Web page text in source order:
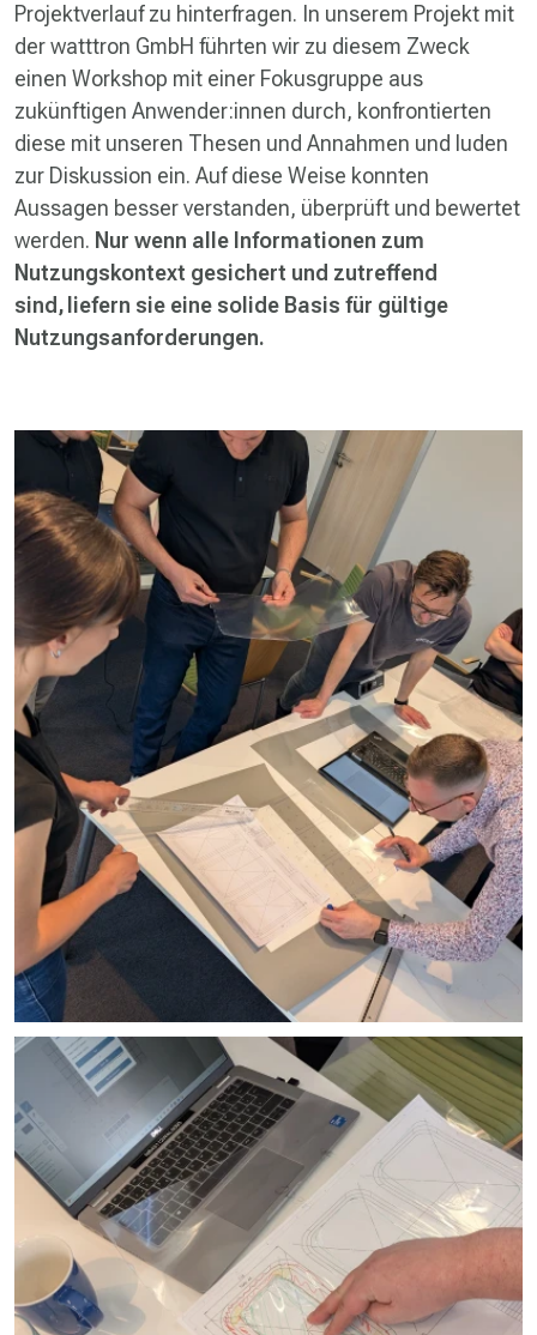
Projektverlauf zu hinterfragen. In unserem Projekt mit
der watttron GmbH führten wir zu diesem Zweck
einen Workshop mit einer Fokusgruppe aus
zukünftigen Anwender:innen durch, konfrontierten
diese mit unseren Thesen und Annahmen und luden
zur Diskussion ein. Auf diese Weise konnten
Aussagen besser verstanden, überprüft und bewertet
werden. Nur wenn alle Informationen zum
Nutzungskontext gesichert und zutreffend
sind, liefern sie eine solide Basis für gültige
Nutzungsanforderungen.